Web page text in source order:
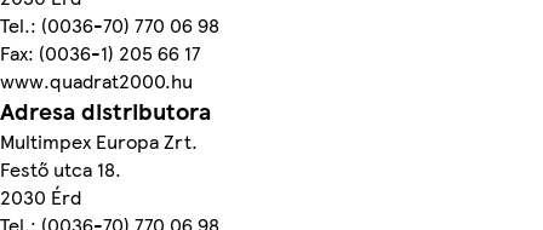
Tel.: (0036-70) 770 06 98
Fax: (0036-1) 205 66 17
www.quadrat2000.hu
Adresa distributora
Multimpex Europa Zrt.
Festő utca 18.
2030 Érd